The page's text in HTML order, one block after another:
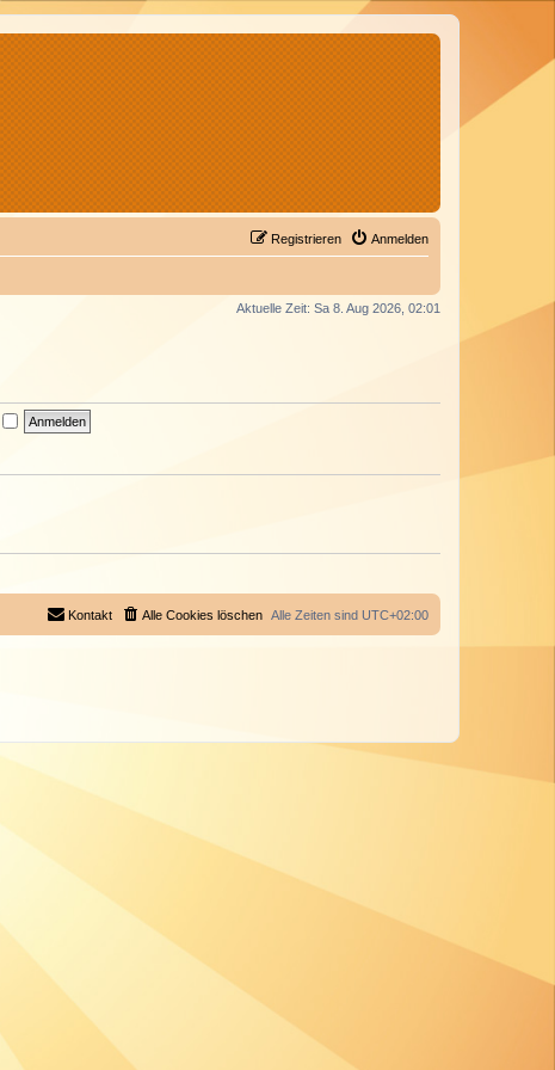
Anmelden
Registrieren
Aktuelle Zeit: Sa 8. Aug 2026, 02:01
Alle Zeiten sind UTC+02:00
Alle Cookies löschen
Kontakt